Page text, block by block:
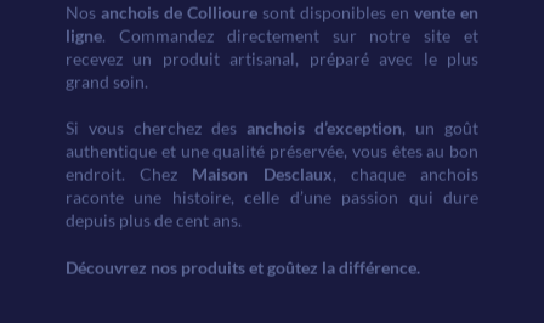
Nos anchois de Collioure sont disponibles en vente en
ligne. Commandez directement sur notre site et
recevez un produit artisanal, préparé avec le plus
grand soin.
Si vous cherchez des anchois d’exception, un goût
authentique et une qualité préservée, vous êtes au bon
endroit. Chez Maison Desclaux, chaque anchois
raconte une histoire, celle d’une passion qui dure
depuis plus de cent ans.
Découvrez nos produits et goûtez la différence.